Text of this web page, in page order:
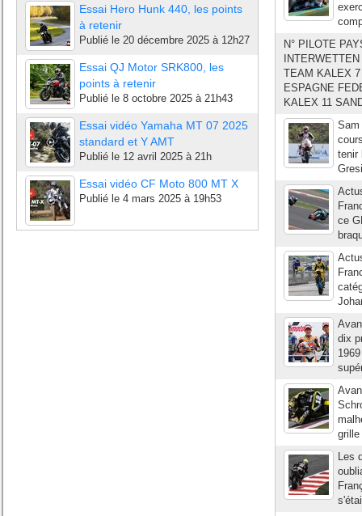
Essai Hero Hunk 440, les points
à retenir
Publié le 20 décembre 2025 à 12h27
Essai QJ Motor SRK800, les
points à retenir
Publié le 8 octobre 2025 à 21h43
Essai vidéo Yamaha MT 07 2025
standard et Y AMT
Publié le 12 avril 2025 à 21h
Essai vidéo CF Moto 800 MT X
Publié le 4 mars 2025 à 19h53
N° PILOTE
TEAM KALEX
ESPAGNE
KALEX 11
Sam
tenir
ce
dix
Les